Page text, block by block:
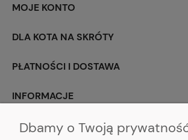
MOJE KONTO
DLA KOTA NA SKRÓTY
PŁATNOŚCI I DOSTAWA
INFORMACJE
O NAS
Dbamy o Twoją